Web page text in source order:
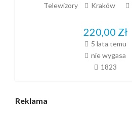
Telewizory Kraków
220,00 Zł
5 lata temu
nie wygasa
1823
Reklama